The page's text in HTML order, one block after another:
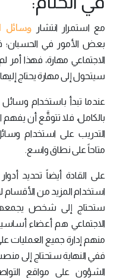
مع استمرار انتشار وسائل
بعض الأمور في الحسبان؛
الاجتماعي مهارة، فهذا
سيتحول إلى مهارة يحتاج
عندما تبدأ باستخدام
بالكامل، فلا تتوقَّع أن يفهم
التدريب على استخدام
متاحاً على نطاق واسع.
على القادة أيضاً تحديد
استخدام المزيد من الأقسام
ستحتاج إلى شخص
الاجتماعي هم أعضاء
منهم إدارة جميع العمليات
ففي النهاية ستحتاج إلى
الشؤون على مواقع